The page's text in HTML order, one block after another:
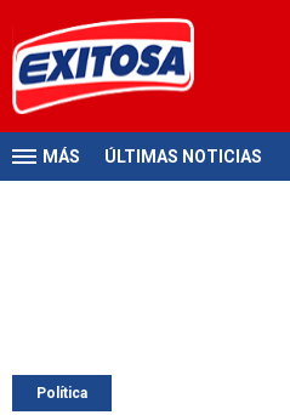
MÁS ÚLTIMAS NOTICIAS
Política